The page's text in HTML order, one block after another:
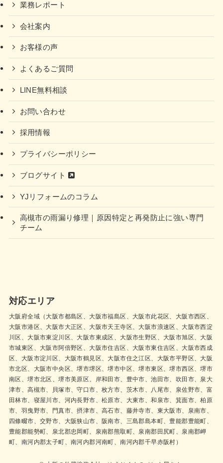
業務レポート
会社案内
お客様の声
よくあるご質問
LINE無料相談
お問い合わせ
採用情報
プライバシーポリシー
ブログサイト
YJリフォームのコラム
高槻市の雨漏り修理｜原因特定と再発防止に強い専門
チーム
対応エリア
大阪府全域（大阪市都島区、大阪市福島区、大阪市此花区、大阪市西区、
大阪市港区、大阪市大正区、大阪市天王寺区、大阪市浪速区、大阪市西淀
川区、大阪市東淀川区、大阪市東成区、大阪市生野区、大阪市旭区、大阪
市城東区、大阪市阿倍野区、大阪市住吉区、大阪市東住吉区、大阪市西成
区、大阪市淀川区、大阪市鶴見区、大阪市住之江区、大阪市平野区、大阪
市北区、大阪市中央区、堺市堺区、堺市中区、堺市東区、堺市西区、堺市
南区、堺市北区、堺市美原区、岸和田市、豊中市、池田市、吹田市、泉大
津市、高槻市、貝塚市、守口市、枚方市、茨木市、八尾市、泉佐野市、富
田林市、寝屋川市、河内長野市、松原市、大東市、和泉市、箕面市、柏原
市、羽曳野市、門真市、摂津市、高石市、藤井寺市、東大阪市、泉南市、
四條畷市、交野市、大阪狭山市、阪南市、三島郡島本町、豊能郡豊能町、
豊能郡能勢町、泉北郡忠岡町、泉南郡熊取町、泉南郡田尻町、泉南郡岬
町、南河内郡太子町、南河内郡河南町、南河内郡千早赤阪村）